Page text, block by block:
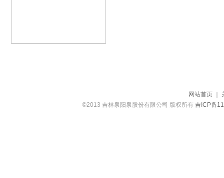
网站首页
©2013 吉林泉阳泉股份有限公司 版权所有吉ICP备